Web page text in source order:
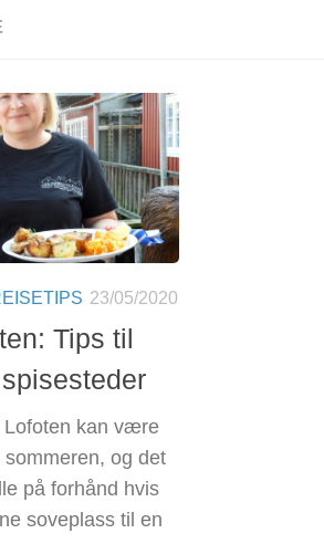
23/05/2020
Tips til
Lofoten kan være
og det
på forhånd hvis
soveplass til en